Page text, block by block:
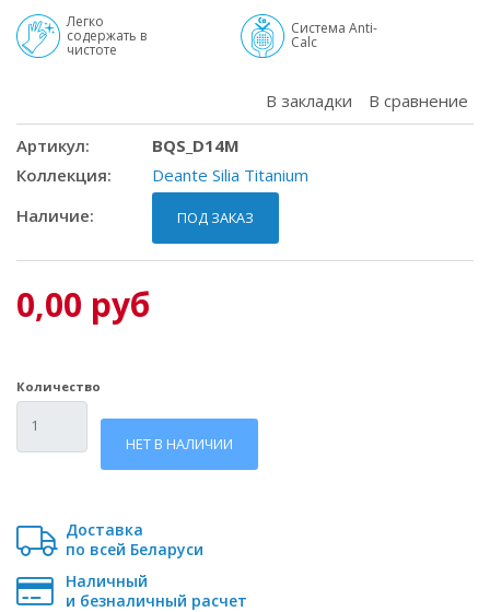
Легко
содержать в
чистоте
Система Anti-
Calc
В закладки В сравнение
Артикул
BQS_D14M
Коллекция
Deante Silia Titanium
Наличие
ПОД ЗАКАЗ
0,00 руб
Количество
НЕТ В НАЛИЧИИ
Доставка
по всей Беларуси
Наличный
и безналичный расчет